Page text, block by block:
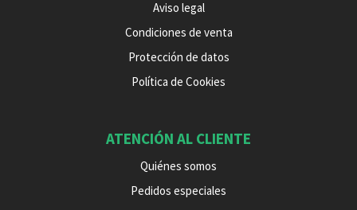
Aviso legal
Condiciones de venta
Protección de datos
Política de Cookies
ATENCIÓN AL CLIENTE
Quiénes somos
Pedidos especiales